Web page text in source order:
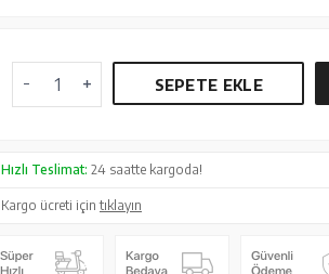
SEPETE EKLE
Hızlı Teslimat: 24 saatte kargoda!
Kargo ücreti içintıklayın